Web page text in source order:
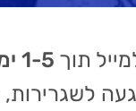
1-5 ימי עסקים בלבד